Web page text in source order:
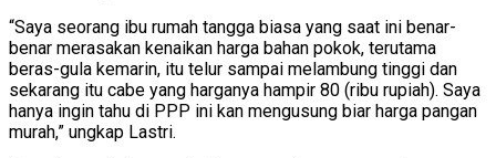
“Saya seorang ibu rumah tangga biasa yang saat ini benar-
benar merasakan kenaikan harga bahan pokok, terutama
beras-gula kemarin, itu telur sampai melambung tinggi dan
sekarang itu cabe yang harganya hampir 80 (ribu rupiah). Saya
hanya ingin tahu di PPP ini kan mengusung biar harga pangan
murah,” ungkap Lastri.